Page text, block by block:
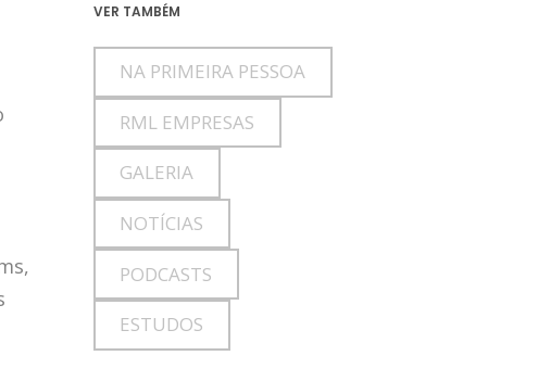
VER TAMBÉM
NA PRIMEIRA PESSOA
RML EMPRESAS
GALERIA
NOTÍCIAS
PODCASTS
ESTUDOS